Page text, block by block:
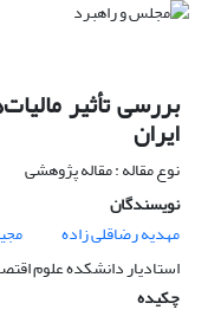
بررسی تأثیر
ایران
نوع مقاله : مقاله پژوهشی
نویسندگان
مهدیه رضاقلی زاده
استادیار دانشکده علوم
چکیده